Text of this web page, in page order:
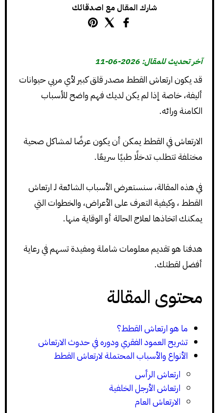
شارك المقال مع اصدقائك
آخر تحديث للمقال: 2026-06-11
قد يكون ارتعاش القطط مصدر قلق كبير لأي مربي حيوانات
أليفة، خاصة إذا لم يكن لديك فهم واضح للأسباب
الكامنة ورائه.
الارتعاش في القطط يمكن أن يكون عرضًا لمشاكل صحية
مختلفة تتطلب تدخلًا طبيًا سريعًا.
في هذه المقالة، سنستعرض الأسباب الشائعة لـ ارتعاش
القطط ، وكيفية التعرف على الأعراض، والخطوات التي
يمكنك اتخاذها لعلاج الحالة أو الوقاية منها.
هدفنا هو تقديم معلومات شاملة ومفيدة تسهم في رعاية
أفضل لقطتك.
محتوى المقالة
ما هو ارتعاش القطط؟
تشريح العمود الفقري ودوره في حدوث الارتعاش
الأنواع والأسباب المحتملة لارتعاش القطط
ارتعاش الرأس
ارتعاش الأرجل الخلفية
الارتعاش العام